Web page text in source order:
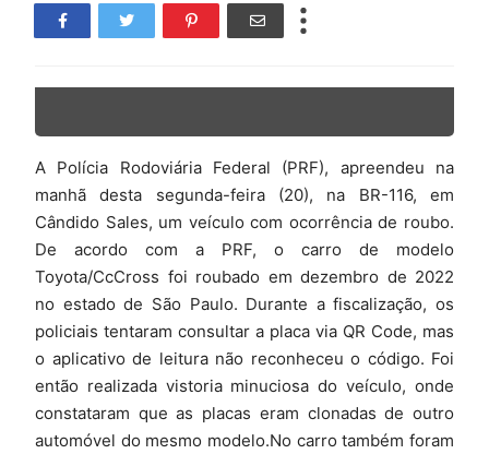
A Polícia Rodoviária Federal (PRF), apreendeu na
manhã desta segunda-feira (20), na BR-116, em
Cândido Sales, um veículo com ocorrência de roubo.
De acordo com a PRF, o carro de modelo
Toyota/CcCross foi roubado em dezembro de 2022
no estado de São Paulo. Durante a fiscalização, os
policiais tentaram consultar a placa via QR Code, mas
o aplicativo de leitura não reconheceu o código. Foi
então realizada vistoria minuciosa do veículo, onde
constataram que as placas eram clonadas de outro
automóvel do mesmo modelo.No carro também foram